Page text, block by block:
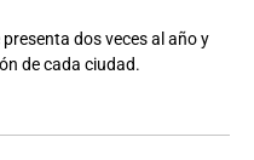
dos veces al año y
de cada ciudad.